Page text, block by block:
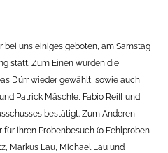
uns einiges geboten, am Samstag
statt. Zum Einen wurden die
Dürr wieder gewählt, sowie auch
Patrick Mäschle, Fabio Reiff und
bestätigt. Zum Anderen
ihren Probenbesuch (0 Fehlproben
Markus Lau, Michael Lau und